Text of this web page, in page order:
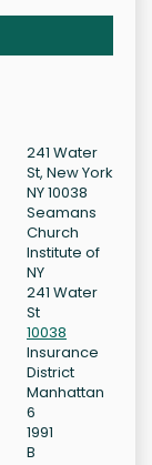
241 Water
St, New York
NY 10038
Seamans
Church
Institute of
NY
241 Water
St
10038
Insurance
District
Manhattan
6
1991
B